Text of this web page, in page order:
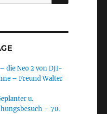
die Neo 2 von DJI-
– Freund Walter
u.
– 70.